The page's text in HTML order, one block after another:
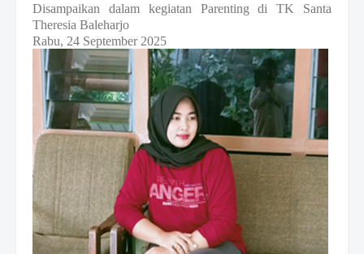
Disampaikan dalam kegiatan Parenting di TK Santa
Theresia Baleharjo
Rabu, 24 September 2025